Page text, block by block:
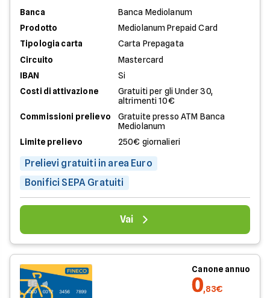
Banca
Banca Mediolanum
Prodotto
Mediolanum Prepaid Card
Tipologia carta
Carta Prepagata
Circuito
Mastercard
IBAN
Si
Costi di attivazione
Gratuiti per gli Under 30,
altrimenti 10€
Commissioni prelievo
Gratuite presso ATM Banca
Mediolanum
Limite prelievo
250€ giornalieri
Prelievi gratuiti in area Euro
Bonifici SEPA Gratuiti
Vai
Canone annuo
0,83€